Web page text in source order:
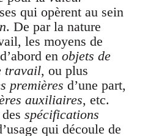
qui opèrent au sein
. De par la nature
les moyens de
en objets de
travail, ou plus
premières d’une part,
auxiliaires, etc.
spécifications
qui découle de